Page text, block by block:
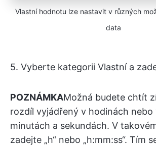
Vlastní hodnotu lze nastavit v různých
data
5. Vyberte kategorii Vlastní a
POZNÁMKAMožná budete chtít
rozdíl vyjádřený v hodinách nebo
minutách a sekundách. V
zadejte „h“ nebo „h:mm:ss“. Tím